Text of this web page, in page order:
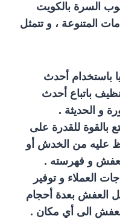
السرة بالكويت
المتنوعة ، و تتمثل
باستخدام أحدث
باتباع أحدث
و الحديثة .
بالقوة للقدرة على
عليه من الخدش أو
و فهرسته .
العملاء و توفير
العفش بعدة أحجام
الى أي مكان .